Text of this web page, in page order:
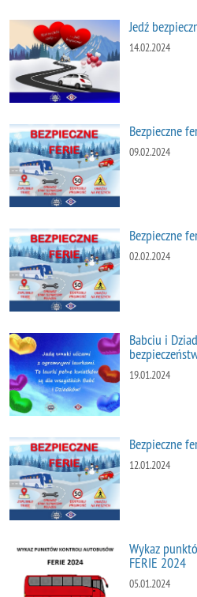
Jedź
14.02.2024
Bezpieczne
09.02.2024
Bezpieczne
02.02.2024
Babciu i
19.01.2024
Bezpieczne
12.01.2024
Wykaz
FERIE 2024
05.01.2024